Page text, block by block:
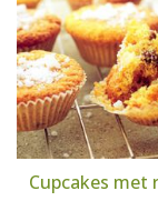
Cupcakes met